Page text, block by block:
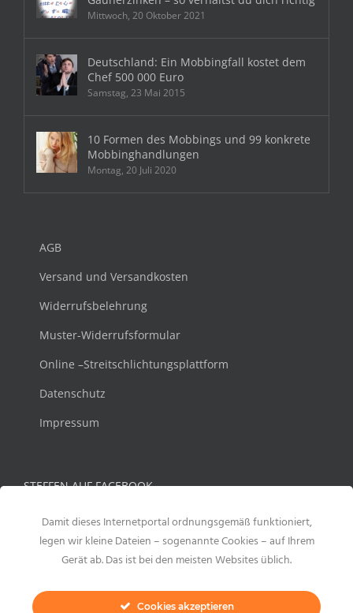
Mittwoch, 20 Oktober 2021
Deutschland: Ein Mobbingfall kostet dem
Chef 500 000 Euro
Samstag, 23 Mai 2015
10 Formen des Mobbings und 99 konkrete
Mobbinghandlungen
Montag, 20 Juli 2020
AGB
Versand und Versandkosten
Widerrufsbelehrung
Muster-Widerrufsformular
Online –Streitschlichtungsplattform
Datenschutz
Impressum
STEFFEN AUF FACEBOOK
Damit dieses Internetportal ordnungsgemäß funktioniert,
legen wir kleine Dateien – sogenannte Cookies – auf Ihrem
Gerät ab. Das ist bei den meisten Websites üblich.
Cookies akzeptieren